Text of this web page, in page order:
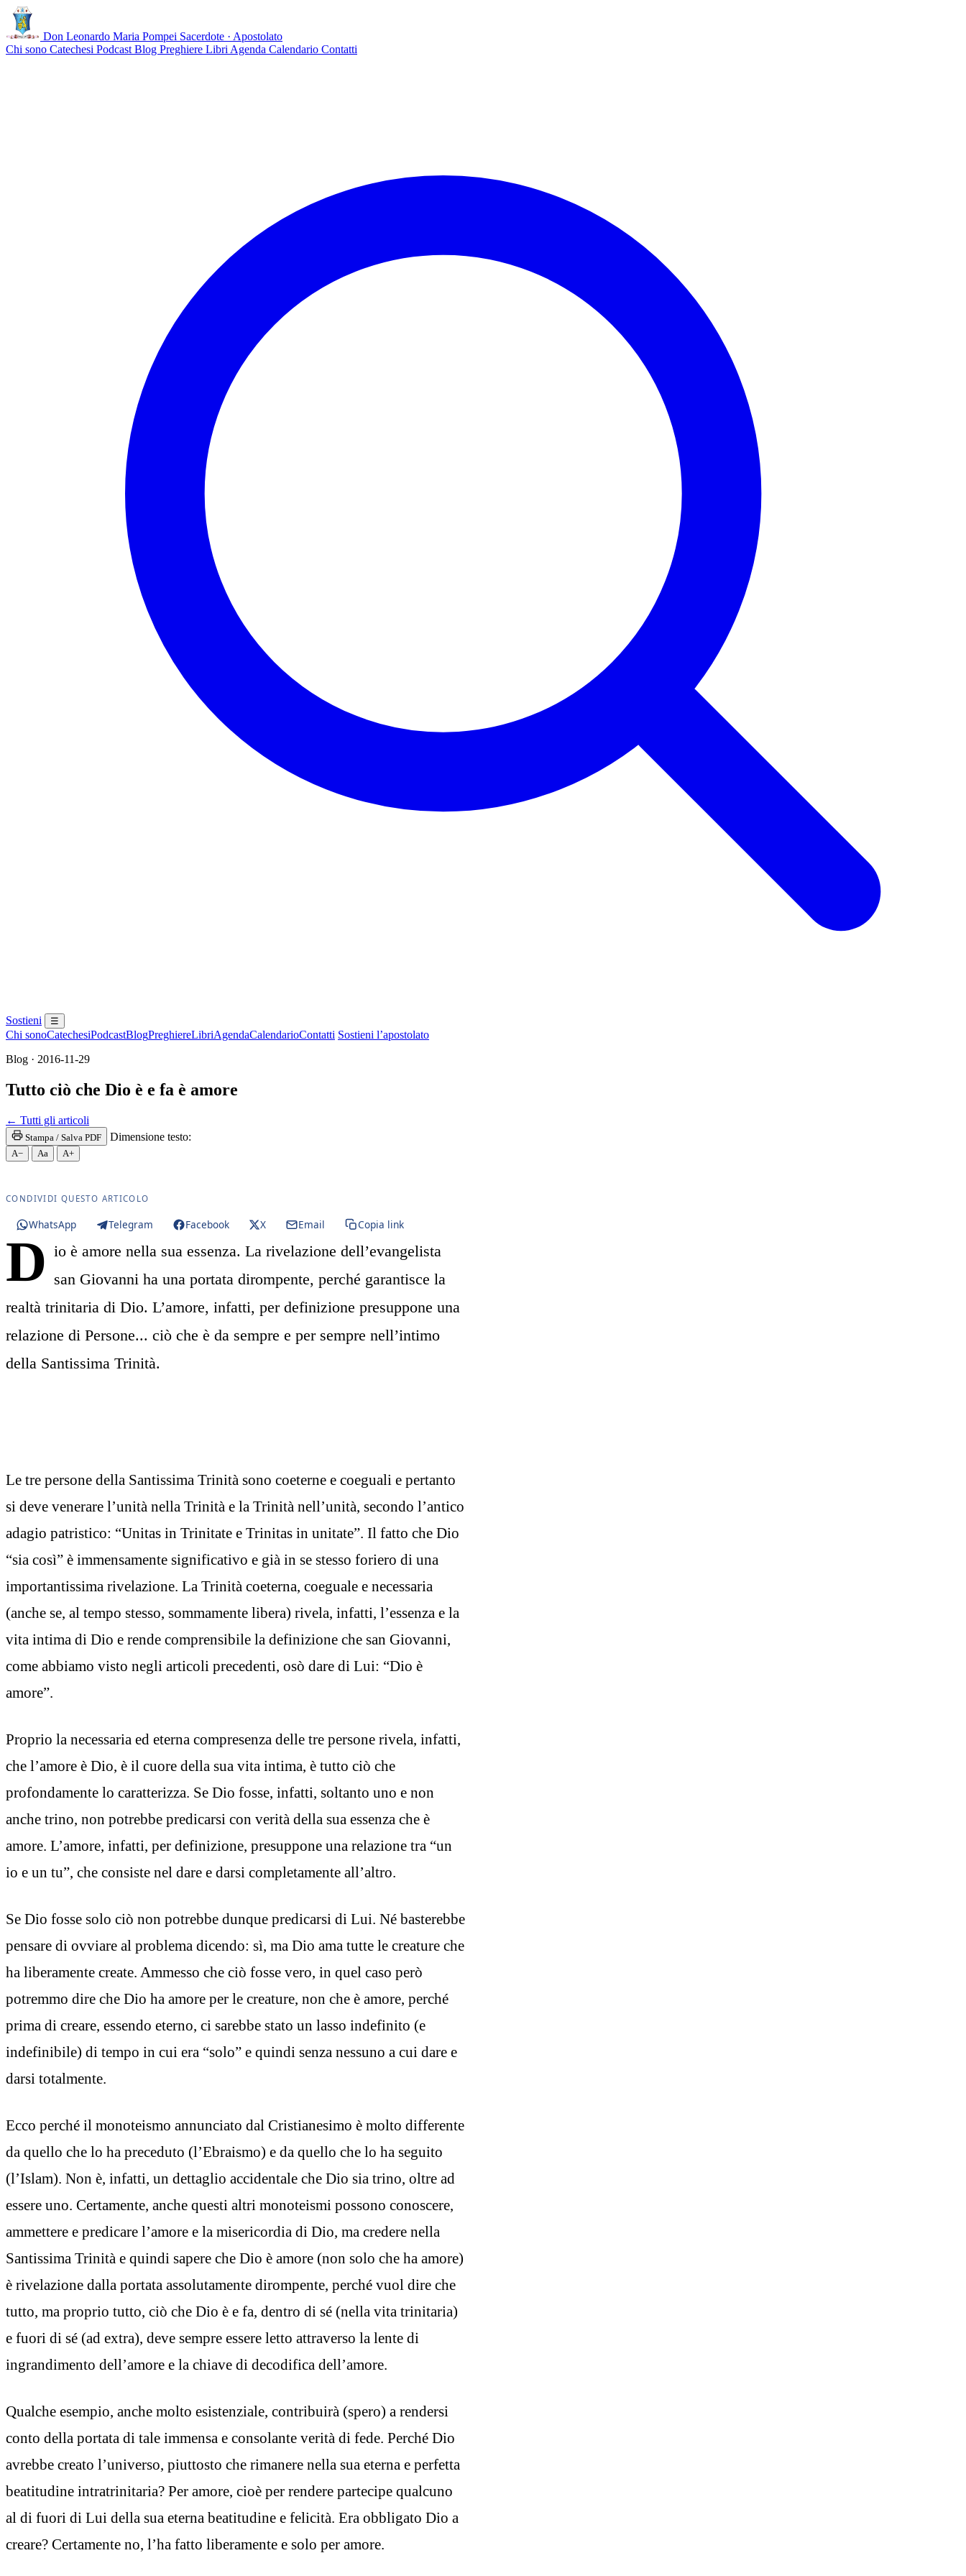
Don Leonardo Maria Pompei Sacerdote · Apostolato
Chi sono Catechesi Podcast Blog Preghiere Libri Agenda Calendario Contatti
Sostieni ☰
Chi sonoCatechesiPodcastBlogPreghiereLibriAgendaCalendarioContatti Sostieni l’apostolato
Blog · 2016-11-29
Tutto ciò che Dio è e fa è amore
← Tutti gli articoli
Stampa / Salva PDF Dimensione testo:
A− Aa A+
CONDIVIDI QUESTO ARTICOLO
WhatsApp Telegram Facebook X Email Copia link
D io è amore nella sua essenza. La rivelazione dell’evangelista
san Giovanni ha una portata dirompente, perché garantisce la
realtà trinitaria di Dio. L’amore, infatti, per definizione presuppone una
relazione di Persone... ciò che è da sempre e per sempre nell’intimo
della Santissima Trinità.
Le tre persone della Santissima Trinità sono coeterne e coeguali e pertanto
si deve venerare l’unità nella Trinità e la Trinità nell’unità, secondo l’antico
adagio patristico: “Unitas in Trinitate e Trinitas in unitate”. Il fatto che Dio
“sia così” è immensamente significativo e già in se stesso foriero di una
importantissima rivelazione. La Trinità coeterna, coeguale e necessaria
(anche se, al tempo stesso, sommamente libera) rivela, infatti, l’essenza e la
vita intima di Dio e rende comprensibile la definizione che san Giovanni,
come abbiamo visto negli articoli precedenti, osò dare di Lui: “Dio è
amore”.
Proprio la necessaria ed eterna compresenza delle tre persone rivela, infatti,
che l’amore è Dio, è il cuore della sua vita intima, è tutto ciò che
profondamente lo caratterizza. Se Dio fosse, infatti, soltanto uno e non
anche trino, non potrebbe predicarsi con verità della sua essenza che è
amore. L’amore, infatti, per definizione, presuppone una relazione tra “un
io e un tu”, che consiste nel dare e darsi completamente all’altro.
Se Dio fosse solo ciò non potrebbe dunque predicarsi di Lui. Né basterebbe
pensare di ovviare al problema dicendo: sì, ma Dio ama tutte le creature che
ha liberamente create. Ammesso che ciò fosse vero, in quel caso però
potremmo dire che Dio ha amore per le creature, non che è amore, perché
prima di creare, essendo eterno, ci sarebbe stato un lasso indefinito (e
indefinibile) di tempo in cui era “solo” e quindi senza nessuno a cui dare e
darsi totalmente.
Ecco perché il monoteismo annunciato dal Cristianesimo è molto differente
da quello che lo ha preceduto (l’Ebraismo) e da quello che lo ha seguito
(l’Islam). Non è, infatti, un dettaglio accidentale che Dio sia trino, oltre ad
essere uno. Certamente, anche questi altri monoteismi possono conoscere,
ammettere e predicare l’amore e la misericordia di Dio, ma credere nella
Santissima Trinità e quindi sapere che Dio è amore (non solo che ha amore)
è rivelazione dalla portata assolutamente dirompente, perché vuol dire che
tutto, ma proprio tutto, ciò che Dio è e fa, dentro di sé (nella vita trinitaria)
e fuori di sé (ad extra), deve sempre essere letto attraverso la lente di
ingrandimento dell’amore e la chiave di decodifica dell’amore.
Qualche esempio, anche molto esistenziale, contribuirà (spero) a rendersi
conto della portata di tale immensa e consolante verità di fede. Perché Dio
avrebbe creato l’universo, piuttosto che rimanere nella sua eterna e perfetta
beatitudine intratrinitaria? Per amore, cioè per rendere partecipe qualcuno
al di fuori di Lui della sua eterna beatitudine e felicità. Era obbligato Dio a
creare? Certamente no, l’ha fatto liberamente e solo per amore.